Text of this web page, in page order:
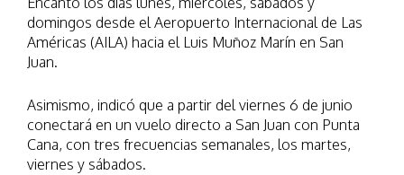
domingos desde el Aeropuerto Internacional de Las
Américas (AILA) hacia el Luis Muñoz Marín en San
Juan.
Asimismo, indicó que a partir del viernes 6 de junio
conectará en un vuelo directo a San Juan con Punta
Cana, con tres frecuencias semanales, los martes,
viernes y sábados.